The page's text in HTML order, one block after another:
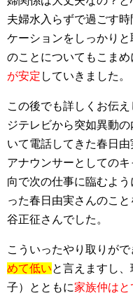
夫婦水入らずで過ごす
ケーションをしっかり
のことについてもこま
が安定 していきました。
この後でも詳しくお伝
ジテレビから突如異動
いて電話してきた春日由
アナウンサーとしての
向で次の仕事に臨むよ
った春日由実さんのこと
谷正征さんでした。
こういったやり取りが
めて低いと言えますし
子）とともに家族仲はと